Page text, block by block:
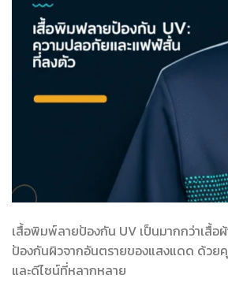
เสื้อพิมพ์ลายป้องกัน UV เป็นมากกว่าเสื้อ
ป้องกันผิวจากอันตรายของแสงแดด ด้ว
และดีไซน์ที่หลากหลาย